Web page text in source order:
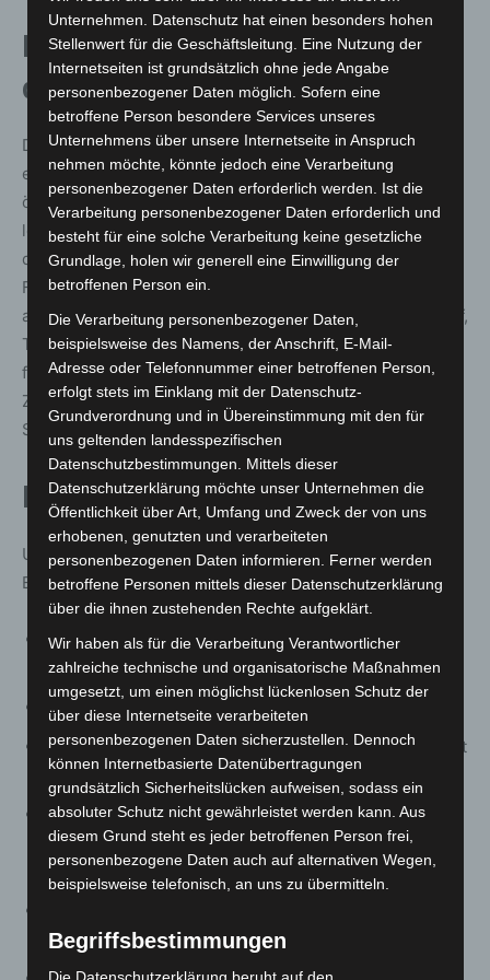
Finanzierung durch Spenden aus
dem Ort
Das Adventsfest wird 2025 vollständig durch Spenden
ermöglicht. Baum und Veranstaltung werden ohne
öffentliche Gelder finanziert. Einen wichtigen Beitrag
leistete die Freiwillige Feuerwehr Kaltenweide, die beim
diesjährigen Grillen gemeinsam mit ihren
Fördermitgliedern zu Spenden für die Adventsaktion
aufrief. Weitere Unterstützung kommt vom Margeritenhof,
Tegeler Pflege & Gesundheit sowie dem Verein Bürger
für Kaltenweide e.V. Die Stadt Langenhagen stellt für den
Zeitraum vom 28. November 2025 bis 6. Januar 2026 den
Stromanschluss auf dem Kaltenweider Platz bereit.
Mitwirkende 2025
Unterstützt wird das Fest von zahlreichen Vereinen und
Einrichtungen, darunter:
AWO Kita Moorlilienweg / Familienzentrum
Sonnenblume (Kerzenbasteln)
DRK-KiTa Langenhagen „Weiherfeld“ (Glitzertattoos)
DRK Ortsverein Krähenwinkel-Kaltenweide (Puffer mit
Apfelmus & Zucker)
Ev.-luth. Matthias-Claudius-Kirchengemeinde
Kaltenweide-Krähenwinkel (Posaunenchor / Live-
Musik)
(Grillstand)
Unternehmen. Datenschutz hat einen besonders hohen
Stellenwert für die Geschäftsleitung. Eine Nutzung der
Internetseiten ist grundsätzlich ohne jede Angabe
personenbezogener Daten möglich. Sofern eine
betroffene Person besondere Services unseres
Unternehmens über unsere Internetseite in Anspruch
nehmen möchte, könnte jedoch eine Verarbeitung
personenbezogener Daten erforderlich werden. Ist die
Verarbeitung personenbezogener Daten erforderlich und
besteht für eine solche Verarbeitung keine gesetzliche
Grundlage, holen wir generell eine Einwilligung der
betroffenen Person ein.
Die Verarbeitung personenbezogener Daten,
beispielsweise des Namens, der Anschrift, E-Mail-
Adresse oder Telefonnummer einer betroffenen Person,
erfolgt stets im Einklang mit der Datenschutz-
Grundverordnung und in Übereinstimmung mit den für
uns geltenden landesspezifischen
Datenschutzbestimmungen. Mittels dieser
Datenschutzerklärung möchte unser Unternehmen die
Öffentlichkeit über Art, Umfang und Zweck der von uns
erhobenen, genutzten und verarbeiteten
personenbezogenen Daten informieren. Ferner werden
betroffene Personen mittels dieser Datenschutzerklärung
über die ihnen zustehenden Rechte aufgeklärt.
Wir haben als für die Verarbeitung Verantwortlicher
zahlreiche technische und organisatorische Maßnahmen
umgesetzt, um einen möglichst lückenlosen Schutz der
über diese Internetseite verarbeiteten
personenbezogenen Daten sicherzustellen. Dennoch
können Internetbasierte Datenübertragungen
grundsätzlich Sicherheitslücken aufweisen, sodass ein
absoluter Schutz nicht gewährleistet werden kann. Aus
diesem Grund steht es jeder betroffenen Person frei,
personenbezogene Daten auch auf alternativen Wegen,
beispielsweise telefonisch, an uns zu übermitteln.
Begriffsbestimmungen